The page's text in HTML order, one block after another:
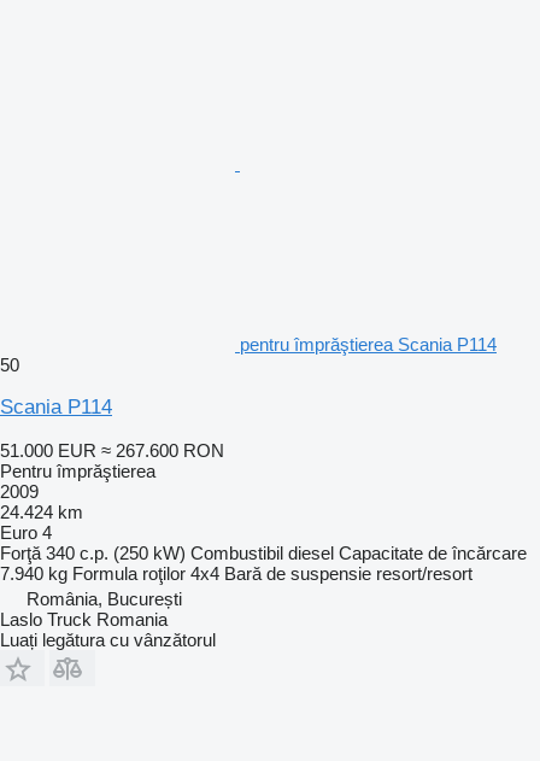
pentru împrăştierea Scania P114
50
Scania P114
51.000 EUR ≈ 267.600 RON
Pentru împrăştierea
2009
24.424 km
Euro 4
Forţă 340 c.p. (250 kW) Combustibil diesel Capacitate de încărcare
7.940 kg Formula roţilor 4x4 Bară de suspensie resort/resort
România, București
Laslo Truck Romania
Luați legătura cu vânzătorul